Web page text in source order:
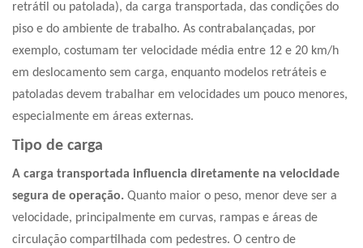
retrátil ou patolada), da carga transportada, das condições do
piso e do ambiente de trabalho. As contrabalançadas, por
exemplo, costumam ter velocidade média entre 12 e 20 km/h
em deslocamento sem carga, enquanto modelos retráteis e
patoladas devem trabalhar em velocidades um pouco menores,
especialmente em áreas externas.
Tipo de carga
A carga transportada influencia diretamente na velocidade
segura de operação. Quanto maior o peso, menor deve ser a
velocidade, principalmente em curvas, rampas e áreas de
circulação compartilhada com pedestres. O centro de